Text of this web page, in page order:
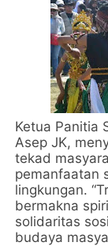
Ketua Panitia
Asep JK,
tekad
pemanfaatan
lingkungan.
bermakna
solidaritas
budaya